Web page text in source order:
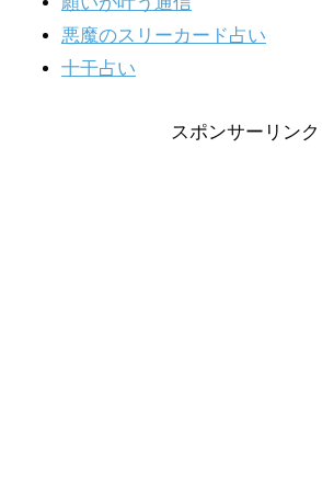
悪魔のスリーカード占い
十干占い
スポンサーリンク